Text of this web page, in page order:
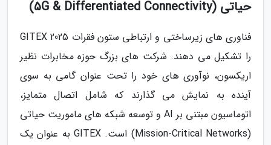
حیاتی (5G & Differentiated Connectivity)
فناوری های زیرساختی و ارتباطی ستون فقرات GITEX 2025
را تشکیل می دهند. شرکت های بزرگ حوزه مخابرات نظیر
اریکسون، نوآوری های خود را تحت عنوان گامی به سوی
آینده به نمایش می گذارند که شامل اتصال متمایز،
اتوماسیون مبتنی بر AI و توسعه شبکه های ماموریت حیاتی
(Mission-Critical Networks) است. GITEX به عنوان یک